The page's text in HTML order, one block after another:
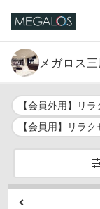
メガロス
【会員外用】リ
【会員用】リラ